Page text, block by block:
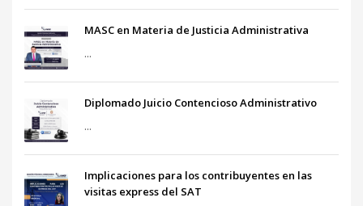
MASC en Materia de Justicia Administrativa
...
Diplomado Juicio Contencioso Administrativo
...
Implicaciones para los contribuyentes en las
visitas express del SAT